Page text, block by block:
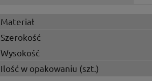
Materiał
Szerokość
Wysokość
Ilość w opakowaniu (szt.)